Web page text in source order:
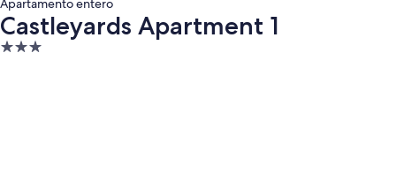
Apartamento entero
Castleyards Apartment 1
Alojamiento